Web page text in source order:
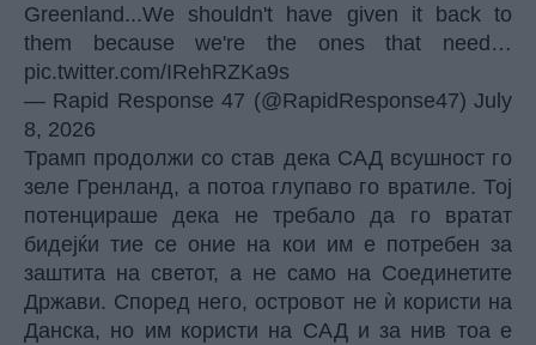
Greenland...We shouldn't have given it back to
them because we're the ones that need…
pic.twitter.com/IRehRZKa9s
— Rapid Response 47 (@RapidResponse47) July
8, 2026
Трамп продолжи со став дека САД всушност го
зеле Гренланд, а потоа глупаво го вратиле. Тој
потенцираше дека не требало да го вратат
бидејќи тие се оние на кои им е потребен за
заштита на светот, а не само на Соединетите
Држави. Според него, островот не ѝ користи на
Данска, но им користи на САД и за нив тоа е